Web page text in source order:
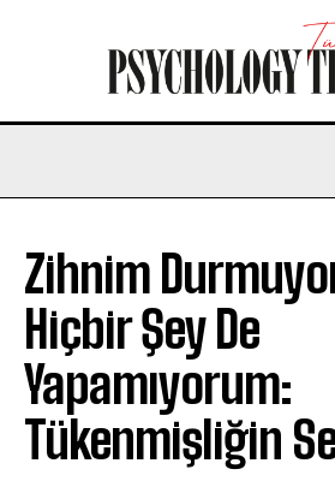
Zihnim
Hiçbir Şey De
Yapamıyorum:
Tükenmişliğin